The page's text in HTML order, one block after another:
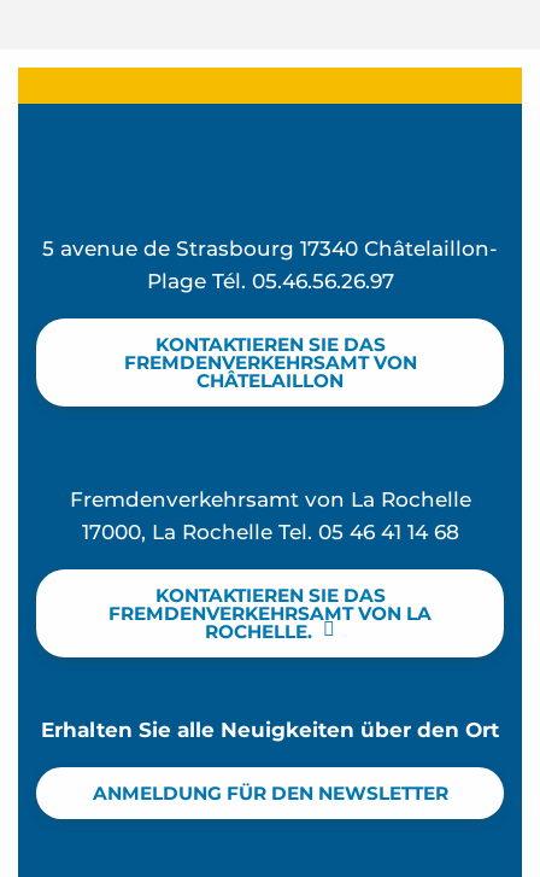
5 avenue de Strasbourg 17340 Châtelaillon-
Plage Tél. 05.46.56.26.97
KONTAKTIEREN SIE DAS
FREMDENVERKEHRSAMT VON
CHÂTELAILLON
Fremdenverkehrsamt von La Rochelle
17000, La Rochelle Tel. 05 46 41 14 68
KONTAKTIEREN SIE DAS
FREMDENVERKEHRSAMT VON LA
ROCHELLE.
Erhalten Sie alle Neuigkeiten über den Ort
ANMELDUNG FÜR DEN NEWSLETTER